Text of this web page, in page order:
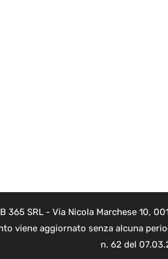
365 SRL - Via Nicola Marchese 10,
viene aggiornato senza alcuna
n. 62 del